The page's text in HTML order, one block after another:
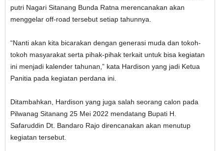
putri Nagari Sitanang Bunda Ratna merencanakan akan
menggelar off-road tersebut setiap tahunnya.
“Nanti akan kita bicarakan dengan generasi muda dan tokoh-
tokoh masyarakat serta pihak-pihak terkait untuk bisa kegiatan
ini menjadi kalender tahunan,” kata Hardison yang jadi Ketua
Panitia pada kegiatan perdana ini.
Ditambahkan, Hardison yang juga salah seorang calon pada
Pilwanag Sitanang 25 Mei 2022 mendatang Bupati H.
Safaruddin Dt. Bandaro Rajo direncanakan akan menutup
kegiatan tersebut.